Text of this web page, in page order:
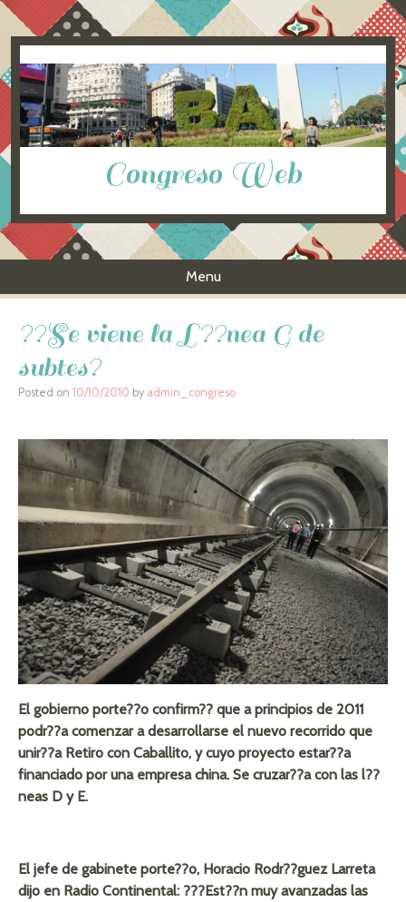
Congreso Web
Menu
??Se viene la L??nea G de
subtes?
Posted on 10/10/2010 by admin_congreso
El gobierno porte??o confirm?? que a principios de 2011
podr??a comenzar a desarrollarse el nuevo recorrido que
unir??a Retiro con Caballito, y cuyo proyecto estar??a
financiado por una empresa china. Se cruzar??a con las l??
neas D y E.
El jefe de gabinete porte??o, Horacio Rodr??guez Larreta
dijo en Radio Continental: ???Est??n muy avanzadas las